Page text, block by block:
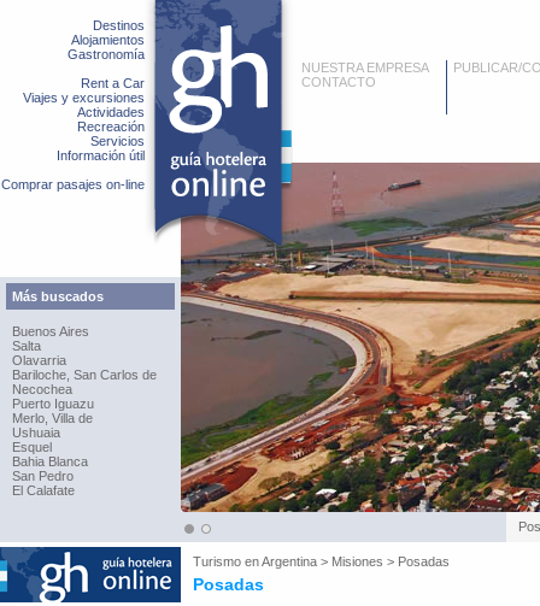
Destinos
Alojamientos
Gastronomía
Rent a Car
Viajes y excursiones
Actividades
Recreación
Servicios
Información útil
Comprar pasajes on-line
Más buscados
Buenos Aires
Salta
Olavarria
Bariloche, San Carlos de
Necochea
Puerto Iguazu
Merlo, Villa de
Ushuaia
Esquel
Bahia Blanca
San Pedro
El Calafate
NUESTRA EMPRESA
CONTACTO
PUBLICAR/
Turismo enArgentina > Misiones > Posadas
Posadas